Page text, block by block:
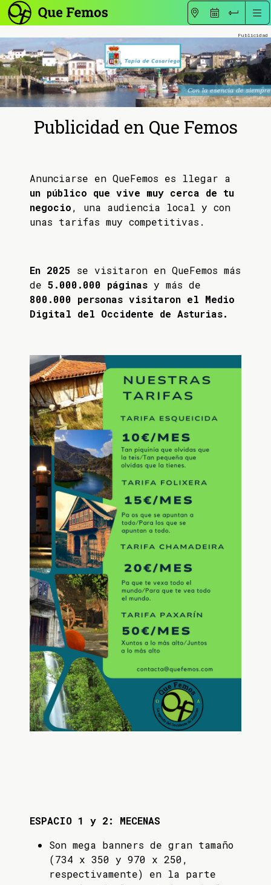
Publicidad en Que Femos
Anunciarse en QueFemos es llegar a
un público que vive muy cerca de tu
negocio, una audiencia local y con
unas tarifas muy competitivas.
En 2025 se visitaron en QueFemos más
de5.000.000 páginasy más de
800.000 personas visitaron el Medio
Digital del Occidente de Asturias.
ESPACIO 1 y 2: MECENAS
Son mega banners de gran tamaño
(734 x 350 y 970 x 250,
respectivamente) en la parte